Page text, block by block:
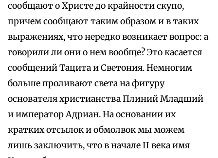
сообщают о Христе до крайности скупо,
причем сообщают таким образом и в таких
выражениях, что нередко возникает вопрос: а
говорили ли они о нем вообще? Это касается
сообщений Тацита и Светония. Немногим
больше проливают света на фигуру
основателя христианства Плиний Младший
и император Адриан. На основании их
кратких отсылок и обмолвок мы можем
лишь заключить, что в начале II века имя